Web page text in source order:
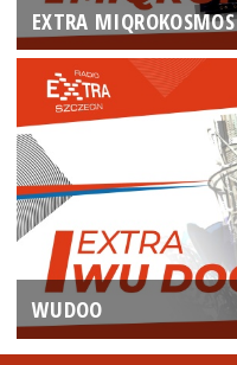
EXTRA MIQROKOSMOS
WUDOO